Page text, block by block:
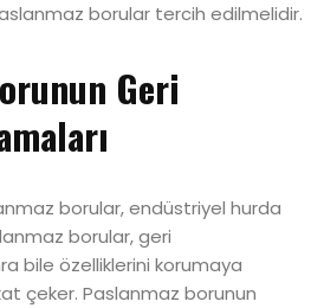
borular tercih edilmelidir.
Geri
borular, endüstriyel hurda
borular, geri
bile özelliklerini korumaya
çeker. Paslanmaz borunun